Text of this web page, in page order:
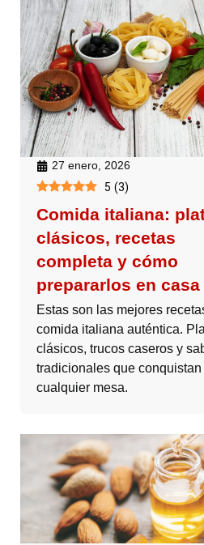
27 enero, 2026
5 (3)
Comida italiana:
clásicos, recetas
completa y cómo
prepararlos en casa
Estas son las mejores
comida italiana auténtica.
clásicos, trucos caseros y
tradicionales que conquistan
cualquier mesa.